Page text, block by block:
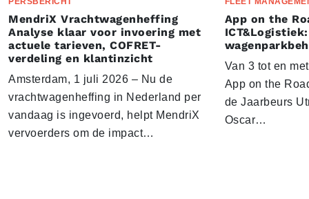
MendriX Vrachtwagenheffing
Analyse klaar voor invoering met
actuele tarieven, COFRET-
verdeling en klantinzicht
Amsterdam, 1 juli 2026 – Nu de
vrachtwagenheffing in Nederland per
vandaag is ingevoerd, helpt MendriX
vervoerders om de impact…
App on the
Van 3 tot en
App on the
de Jaarbeurs
Oscar…